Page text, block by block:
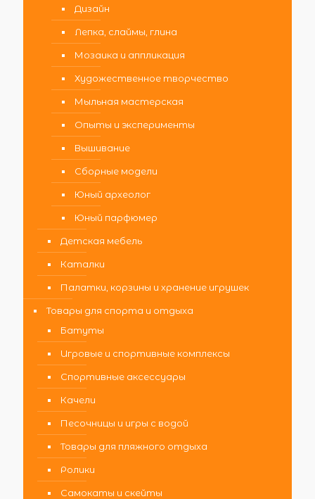
Дизайн
Лепка, слаймы, глина
Мозаика и аппликация
Художественное творчество
Мыльная мастерская
Опыты и эксперименты
Вышивание
Сборные модели
Юный археолог
Юный парфюмер
Детская мебель
Каталки
Палатки, корзины и хранение игрушек
Товары для спорта и отдыха
Батуты
Игровые и спортивные комплексы
Спортивные аксессуары
Качели
Песочницы и игры с водой
Товары для пляжного отдыха
Ролики
Самокаты и скейты